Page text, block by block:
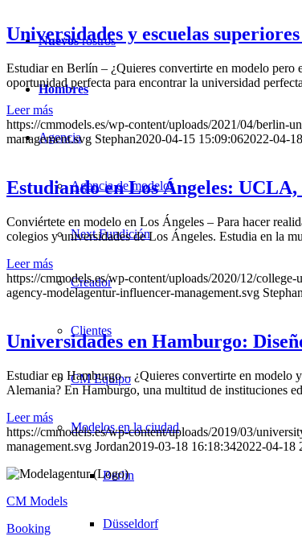
Nuevosrostros
Hombres
Agencia
Agencia de modelos
Next Fundición
Creador
Clientes
CM Equipo
Modelos en la ciudad
Berlin
Düsseldorf
Universidades y escuelas
Estudiar en Berlín – ¿Quieres convertirte en modelo pero
oportunidad perfecta para encontrar la universidad
Leer más
https://cmmodels.es/wp-content/uploads/2021/04/berlin-
management.svg Stephan2020-04-15 15:09:062022-04-
Estudiando en Los Ángeles: UCLA,
Conviértete en modelo en Los Ángeles – Para hacer
colegios y universidades de Los Ángeles. Estudia en la
Leer más
https://cmmodels.es/wp-content/uploads/2020/12/
agency-modelagentur-influencer-management.svg Stephan
Universidades en Hamburgo:
Estudiar en Hamburgo – ¿Quieres convertirte en modelo
Alemania? En Hamburgo, una multitud de instituciones
Leer más
https://cmmodels.es/wp-content/uploads/2019/03/
management.svg Jordan2019-03-18 16:18:342022-04-18
CM Models
Booking